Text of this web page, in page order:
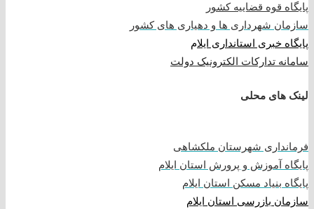
پایگاه قوه قضاییه کشور
سازمان شهرداری ها و دهیاری های کشور
پایگاه خبری استانداری ایلام
سامانه تدارکات الکترونیک دولت
لینک های محلی
فرمانداری شهرستان ملکشاهی
پایگاه آموزش و پرورش استان ایلام
پایگاه بنیاد مسکن استان ایلام
سازمان بازرسی استان ایلام